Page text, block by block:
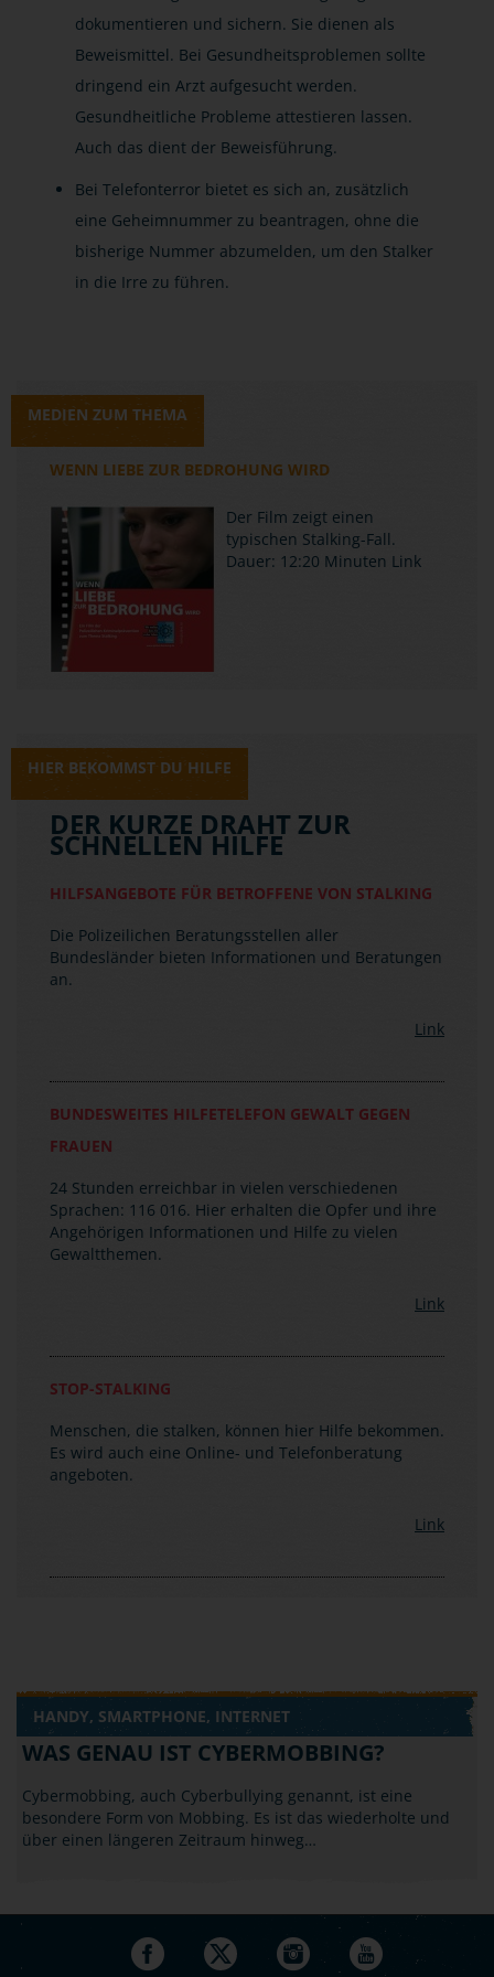
dokumentieren und sichern. Sie dienen als
Beweismittel. Bei Gesundheitsproblemen sollte
dringend ein Arzt aufgesucht werden.
Gesundheitliche Probleme attestieren lassen.
Auch das dient der Beweisführung.
Bei Telefonterror bietet es sich an, zusätzlich
eine Geheimnummer zu beantragen, ohne die
bisherige Nummer abzumelden, um den Stalker
in die Irre zu führen.
MEDIEN ZUM THEMA
WENN LIEBE ZUR BEDROHUNG WIRD
Der Film zeigt einen
typischen Stalking-Fall.
Dauer: 12:20 Minuten Link
HIER BEKOMMST DU HILFE
DER KURZE DRAHT ZUR
SCHNELLEN HILFE
HILFSANGEBOTE FÜR BETROFFENE VON STALKING
Die Polizeilichen Beratungsstellen aller
Bundesländer bieten Informationen und Beratungen
an.
Link
BUNDESWEITES HILFETELEFON GEWALT GEGEN
FRAUEN
24 Stunden erreichbar in vielen verschiedenen
Sprachen: 116 016. Hier erhalten die Opfer und ihre
Angehörigen Informationen und Hilfe zu vielen
Gewaltthemen.
Link
STOP-STALKING
Menschen, die stalken, können hier Hilfe bekommen.
Es wird auch eine Online- und Telefonberatung
angeboten.
Link
HANDY, SMARTPHONE, INTERNET
WAS GENAU IST CYBERMOBBING?
Cybermobbing, auch Cyberbullying genannt, ist eine
besondere Form von Mobbing. Es ist das wiederholte und
über einen längeren Zeitraum hinweg…